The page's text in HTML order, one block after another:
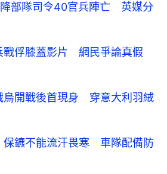
部隊司令40官兵陣亡 英媒分
戰俘膝蓋影片 網民爭論真假
烏開戰後首現身 穿意大利羽絨
鑣不能流汗畏寒 車隊配備防